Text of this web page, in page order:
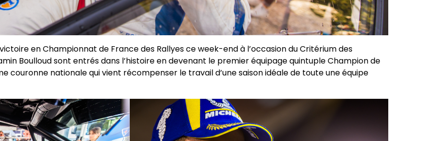
en Championnat de France des Rallyes ce week-end à l’occasion du Critérium des
Boulloud sont entrés dans l’histoire en devenant le premier équipage quintuple Champion de
couronne nationale qui vient récompenser le travail d’une saison idéale de toute une équipe